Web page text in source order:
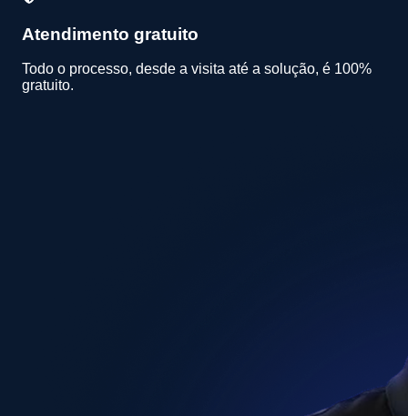
Atendimento gratuito
Todo o processo, desde a visita até a solução, é 100%
gratuito.